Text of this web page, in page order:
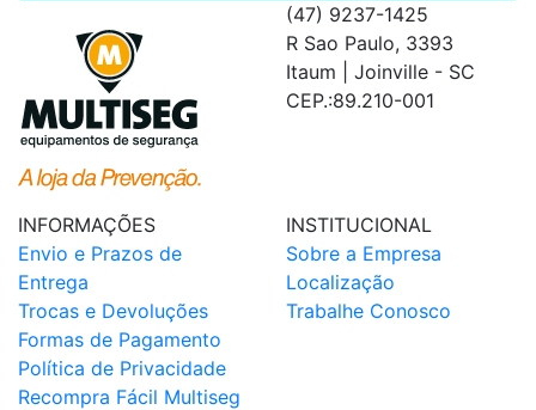
(47) 9237-1425
R Sao Paulo, 3393
Itaum | Joinville - SC
CEP.:89.210-001
INFORMAÇÕES
Envio e Prazos de
Entrega
Trocas e Devoluções
Formas de Pagamento
Política de Privacidade
Recompra Fácil Multiseg
INSTITUCIONAL
Sobre a Empresa
Localização
Trabalhe Conosco